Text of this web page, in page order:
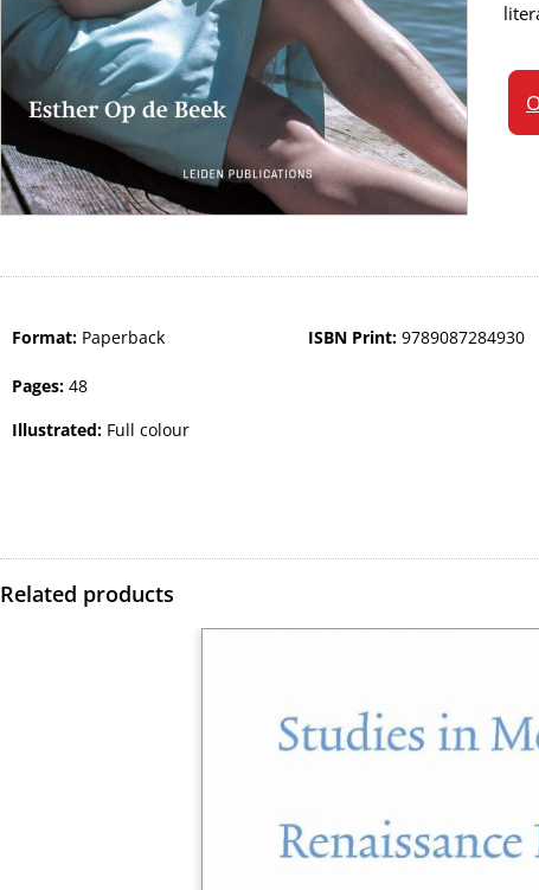
Format: Paperback
Pages: 48
Illustrated: Full colour
ISBN Print: 9789087284930
Related products